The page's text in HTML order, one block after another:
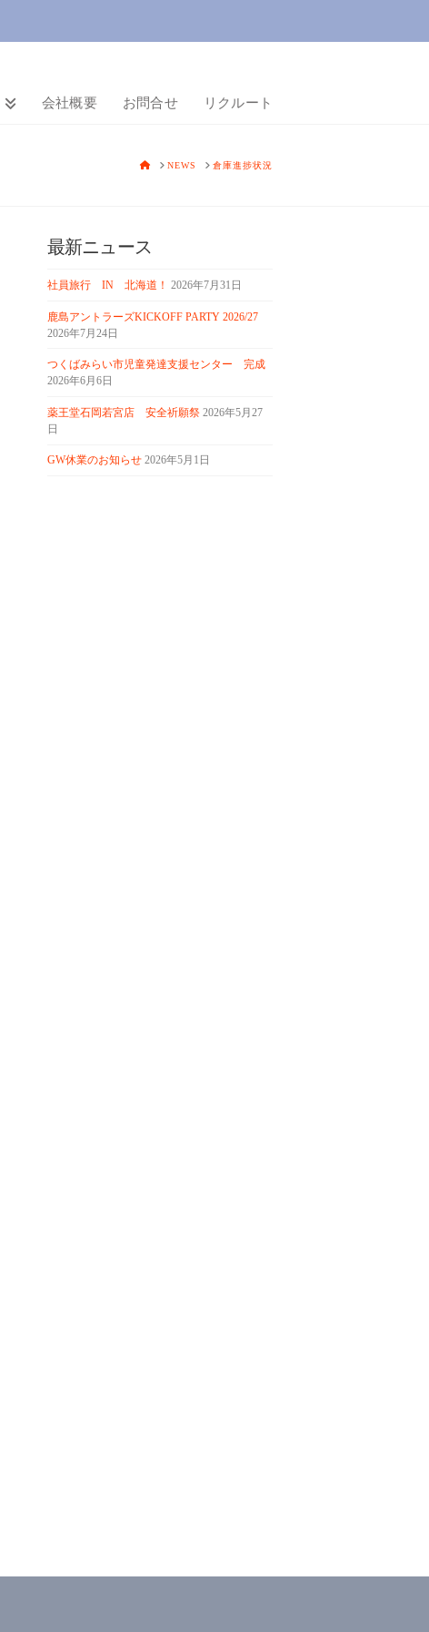
会社概要 お問合せ リクルート
HOMENEWS 倉庫進捗状況
最新ニュース
社員旅行 IN 北海道！ 2026年7月31日
鹿島アントラーズKICKOFF PARTY 2026/27
2026年7月24日
つくばみらい市児童発達支援センター 完成
2026年6月6日
薬王堂石岡若宮店 安全祈願祭 2026年5月27
日
GW休業のお知らせ 2026年5月1日